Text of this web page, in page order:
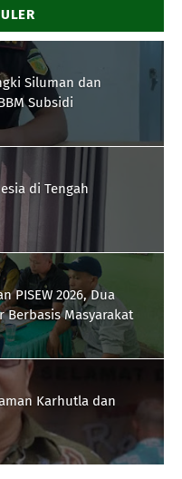
Siluman dan
Subsidi
di Tengah
PISEW 2026, Dua
Berbasis Masyarakat
Karhutla dan